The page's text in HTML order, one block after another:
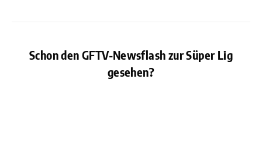
Schon den GFTV-Newsflash zur Süper Lig
gesehen?